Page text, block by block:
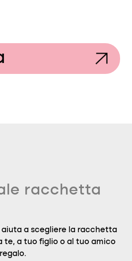
racchetta
aiuta a scegliere la racchetta
te, a tuo figlio o al tuo amico